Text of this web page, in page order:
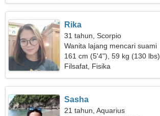
Rika
31 tahun, Scorpio
Wanita lajang mencari suami
161 cm (5'4"), 59 kg (130 lbs)
Filsafat, Fisika
Sasha
21 tahun, Aquarius